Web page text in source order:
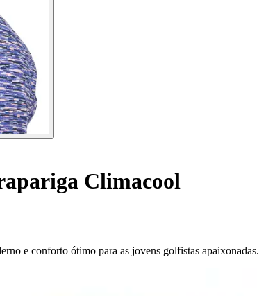
Climacool
e conforto ótimo para as jovens golfistas apaixonadas.